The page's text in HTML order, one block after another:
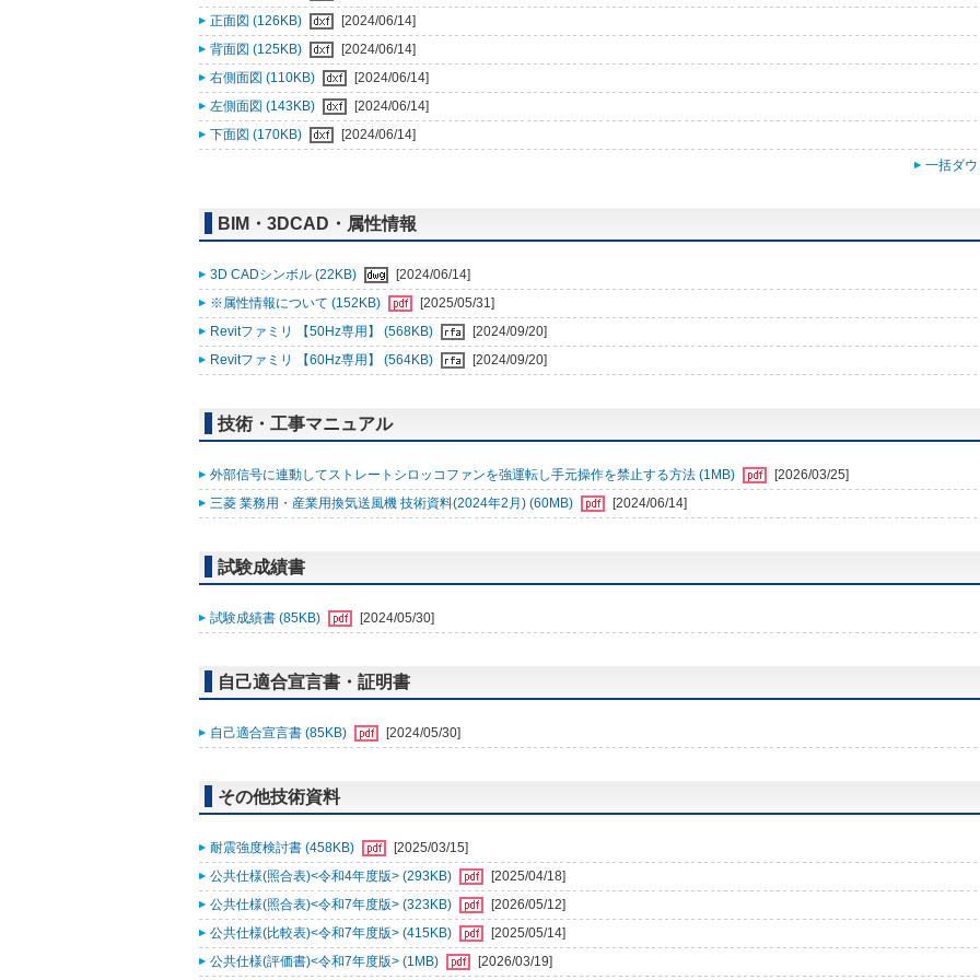
正面図 (126KB)
[2024/06/14]
背面図 (125KB)
[2024/06/14]
右側面図 (110KB)
[2024/06/14]
左側面図 (143KB)
[2024/06/14]
下面図 (170KB)
[2024/06/14]
一括ダ
BIM・3DCAD・属性情報
3D CADシンボル (22KB)
[2024/06/14]
※属性情報について (152KB)
[2025/05/31]
Revitファミリ 【50Hz専用】 (568KB)
[2024/09/20]
Revitファミリ 【60Hz専用】 (564KB)
[2024/09/20]
技術・工事マニュアル
外部信号に連動してストレートシロッコファンを強運転し手元操作を禁止する方法 (1MB)
[2026/03/25]
三菱 業務用・産業用換気送風機 技術資料(2024年2月) (60MB)
[2024/06/14]
試験成績書
試験成績書 (85KB) [2024/05/30]
自己適合宣言書・証明書
自己適合宣言書 (85KB) [2024/05/30]
その他技術資料
耐震強度検討書 (458KB)
[2025/03/15]
公共仕様(照合表)<令和4年度版> (293KB)
[2025/04/18]
公共仕様(照合表)<令和7年度版> (323KB)
[2026/05/12]
公共仕様(比較表)<令和7年度版> (415KB)
[2025/05/14]
公共仕様(評価書)<令和7年度版> (1MB)
[2026/03/19]